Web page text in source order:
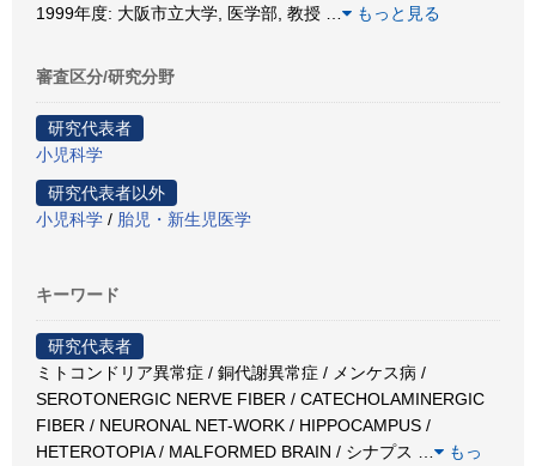
1999年度: 大阪市立大学, 医学部, 教授
もっと見る
審査区分/研究分野
研究代表者
小児科学
研究代表者以外
小児科学 / 胎児・新生児医学
キーワード
研究代表者
ミトコンドリア異常症 / 銅代謝異常症 / メンケス病 /
SEROTONERGIC NERVE FIBER / CATECHOLAMINERGIC
FIBER / NEURONAL NET-WORK / HIPPOCAMPUS /
HETEROTOPIA / MALFORMED BRAIN / シナプス
もっ